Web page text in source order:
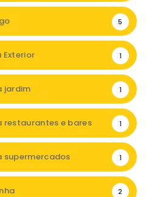
5
Exterior 1
jardim 1
restaurantes e bares 1
supermercados 1
2